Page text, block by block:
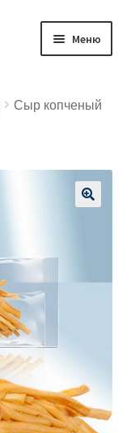
Меню
Сыр копченый